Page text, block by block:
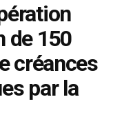
de 150
créances
par la